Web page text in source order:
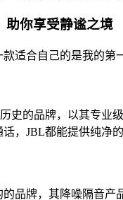
助你享受静谧之境
适合自己的是我的第
史的品牌，以其专业
，JBL都能提供纯净的
品牌，其降噪隔音